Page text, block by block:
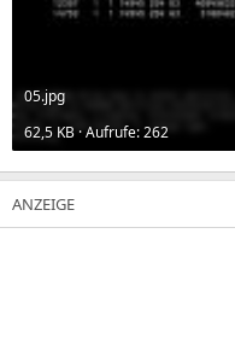
05.jpg
62,5 KB · Aufrufe: 262